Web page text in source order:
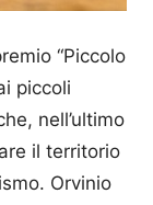
“Piccolo
piccoli
nell’ultimo
il territorio
Orvinio